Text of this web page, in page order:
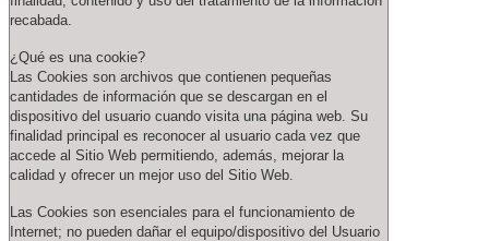
recabada.
¿Qué es una cookie?
Las Cookies son archivos que contienen pequeñas
cantidades de información que se descargan en el
dispositivo del usuario cuando visita una página web. Su
finalidad principal es reconocer al usuario cada vez que
accede al Sitio Web permitiendo, además, mejorar la
calidad y ofrecer un mejor uso del Sitio Web.
Las Cookies son esenciales para el funcionamiento de
Internet; no pueden dañar el equipo/dispositivo del Usuario